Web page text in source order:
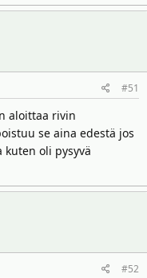
#51
aloittaa rivin
se aina edestä jos
kuten oli pysyvä
#52